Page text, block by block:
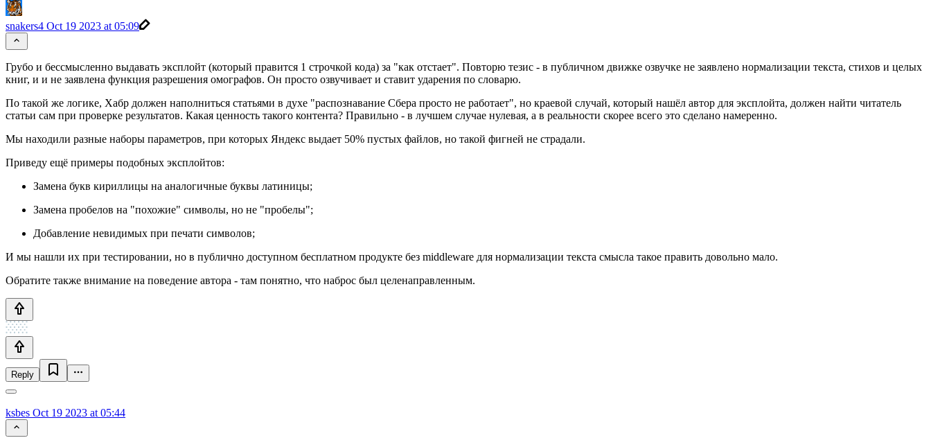
snakers4 Oct 19 2023 at 05:09
Грубо и бессмысленно выдавать эксплойт (который правится 1 строчкой кода) за "как отстает". Повторю тезис - в публичном движке озвучке не заявлено нормализации текста, стихов и целых
книг, и и не заявлена функция разрешения омографов. Он просто озвучивает и ставит ударения по словарю.
По такой же логике, Хабр должен наполниться статьями в духе "распознавание Сбера просто не работает", но краевой случай, который нашёл автор для эксплойта, должен найти читатель
статьи сам при проверке результатов. Какая ценность такого контента? Правильно - в лучшем случае нулевая, а в реальности скорее всего это сделано намеренно.
Мы находили разные наборы параметров, при которых Яндекс выдает 50% пустых файлов, но такой фигней не страдали.
Приведу ещё примеры подобных эксплойтов:
Замена букв кириллицы на аналогичные буквы латиницы;
Замена пробелов на "похожие" символы, но не "пробелы";
Добавление невидимых при печати символов;
И мы нашли их при тестировании, но в публично доступном бесплатном продукте без middleware для нормализации текста смысла такое править довольно мало.
Обратите также внимание на поведение автора - там понятно, что наброс был целенаправленным.
Reply
ksbes Oct 19 2023 at 05:44